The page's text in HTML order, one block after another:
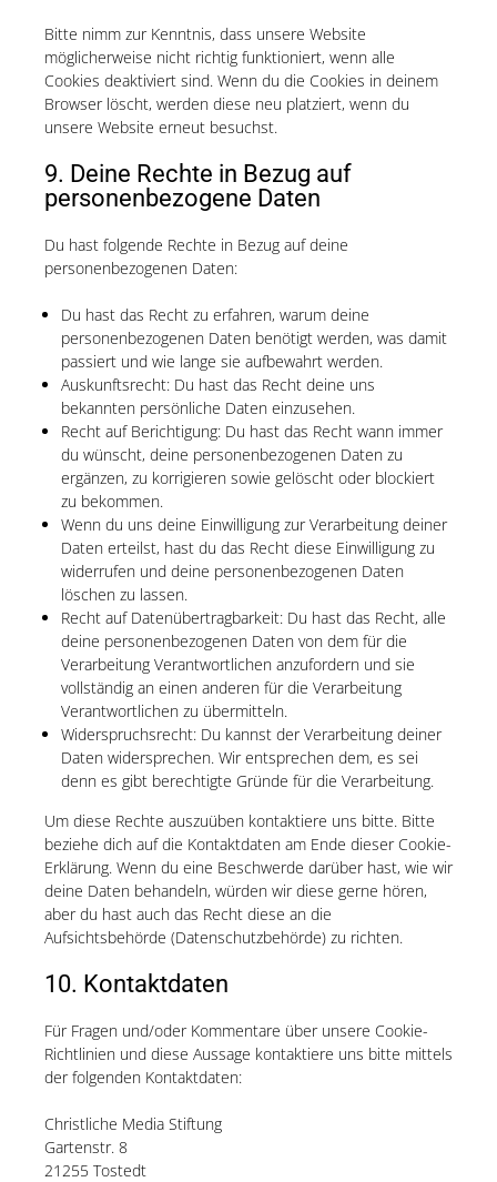
Bitte nimm zur Kenntnis, dass unsere Website
möglicherweise nicht richtig funktioniert, wenn alle
Cookies deaktiviert sind. Wenn du die Cookies in deinem
Browser löscht, werden diese neu platziert, wenn du
unsere Website erneut besuchst.
9. Deine Rechte in Bezug auf
personenbezogene Daten
Du hast folgende Rechte in Bezug auf deine
personenbezogenen Daten:
Du hast das Recht zu erfahren, warum deine
personenbezogenen Daten benötigt werden, was damit
passiert und wie lange sie aufbewahrt werden.
Auskunftsrecht: Du hast das Recht deine uns
bekannten persönliche Daten einzusehen.
Recht auf Berichtigung: Du hast das Recht wann immer
du wünscht, deine personenbezogenen Daten zu
ergänzen, zu korrigieren sowie gelöscht oder blockiert
zu bekommen.
Wenn du uns deine Einwilligung zur Verarbeitung deiner
Daten erteilst, hast du das Recht diese Einwilligung zu
widerrufen und deine personenbezogenen Daten
löschen zu lassen.
Recht auf Datenübertragbarkeit: Du hast das Recht, alle
deine personenbezogenen Daten von dem für die
Verarbeitung Verantwortlichen anzufordern und sie
vollständig an einen anderen für die Verarbeitung
Verantwortlichen zu übermitteln.
Widerspruchsrecht: Du kannst der Verarbeitung deiner
Daten widersprechen. Wir entsprechen dem, es sei
denn es gibt berechtigte Gründe für die Verarbeitung.
Um diese Rechte auszuüben kontaktiere uns bitte. Bitte
beziehe dich auf die Kontaktdaten am Ende dieser Cookie-
Erklärung. Wenn du eine Beschwerde darüber hast, wie wir
deine Daten behandeln, würden wir diese gerne hören,
aber du hast auch das Recht diese an die
Aufsichtsbehörde (Datenschutzbehörde) zu richten.
10. Kontaktdaten
Für Fragen und/oder Kommentare über unsere Cookie-
Richtlinien und diese Aussage kontaktiere uns bitte mittels
der folgenden Kontaktdaten:
Christliche Media Stiftung
Gartenstr. 8
21255 Tostedt